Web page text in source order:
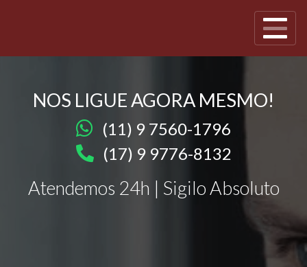
NOS LIGUE AGORA MESMO!
(11) 9 7560-1796
(17) 9 9776-8132
Atendemos 24h | Sigilo Absoluto